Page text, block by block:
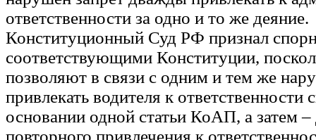
ответственности за одно и то же деяние.
Конституционный Суд РФ признал
соответствующими Конституции,
позволяют в связи с одним и тем же
привлекать водителя к ответственности
основании одной статьи КоАП, а затем –
повторного привлечения к